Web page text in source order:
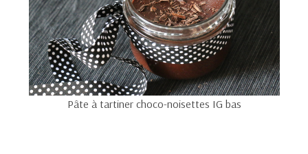
Pâte à tartiner choco-noisettes IG bas